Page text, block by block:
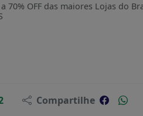
OFF das maiores Lojas do
Compartilhe